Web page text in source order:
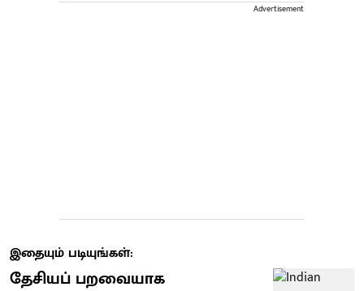
Advertisement
இதையும் படியுங்கள்:
தேசியப் பறவையாக